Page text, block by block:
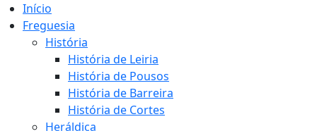
Início
Freguesia
História
História de Leiria
História de Pousos
História de Barreira
História de Cortes
Heráldica